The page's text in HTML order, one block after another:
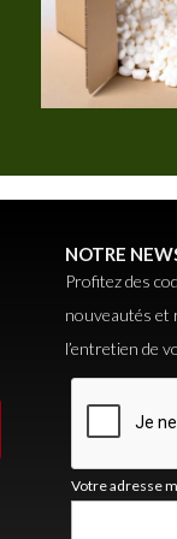
NOTRE
Profitez des
nouveautés et
l’entretien de
Votre adresse